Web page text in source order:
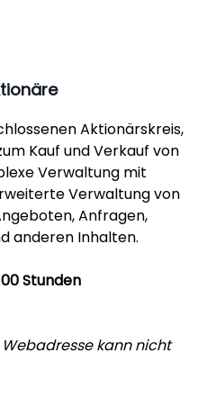
Aktionärskreis,
Kauf und Verkauf von
Verwaltung mit
Verwaltung von
Anfragen,
anderen Inhalten.
Stunden
kann nicht